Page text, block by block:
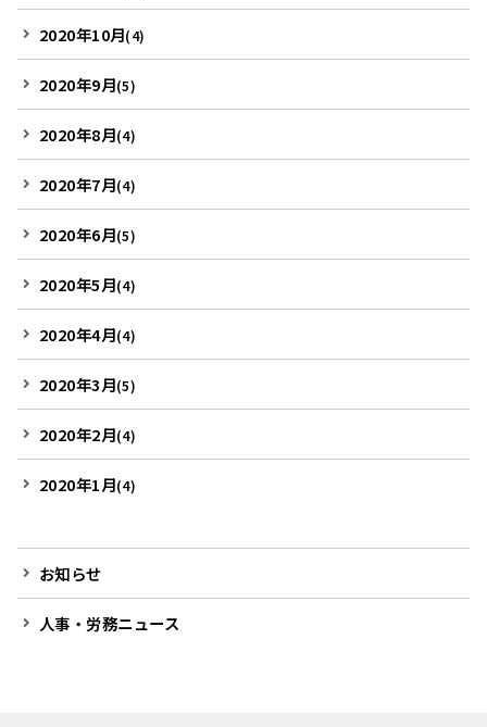
2020年10月(4)
2020年9月(5)
2020年8月(4)
2020年7月(4)
2020年6月(5)
2020年5月(4)
2020年4月(4)
2020年3月(5)
2020年2月(4)
2020年1月(4)
お知らせ
人事・労務ニュース